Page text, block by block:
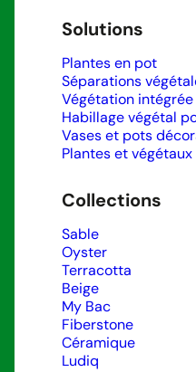
Solutions
Plantes en pot
Séparations
Végétation
Habillage végétal
Vases et pots
Plantes et
Collections
Sable
Oyster
Terracotta
Beige
My Bac
Fiberstone
Céramique
Ludiq